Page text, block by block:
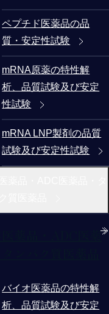
ペプチド医薬品の品
質・安定性試験
mRNA原薬の特性解
析、品質試験及び安定
性試験
mRNA LNP製剤の品質
試験及び安定性試験
医薬品・ADC医薬
バイオ医薬品の特性解
析、品質試験及び安定